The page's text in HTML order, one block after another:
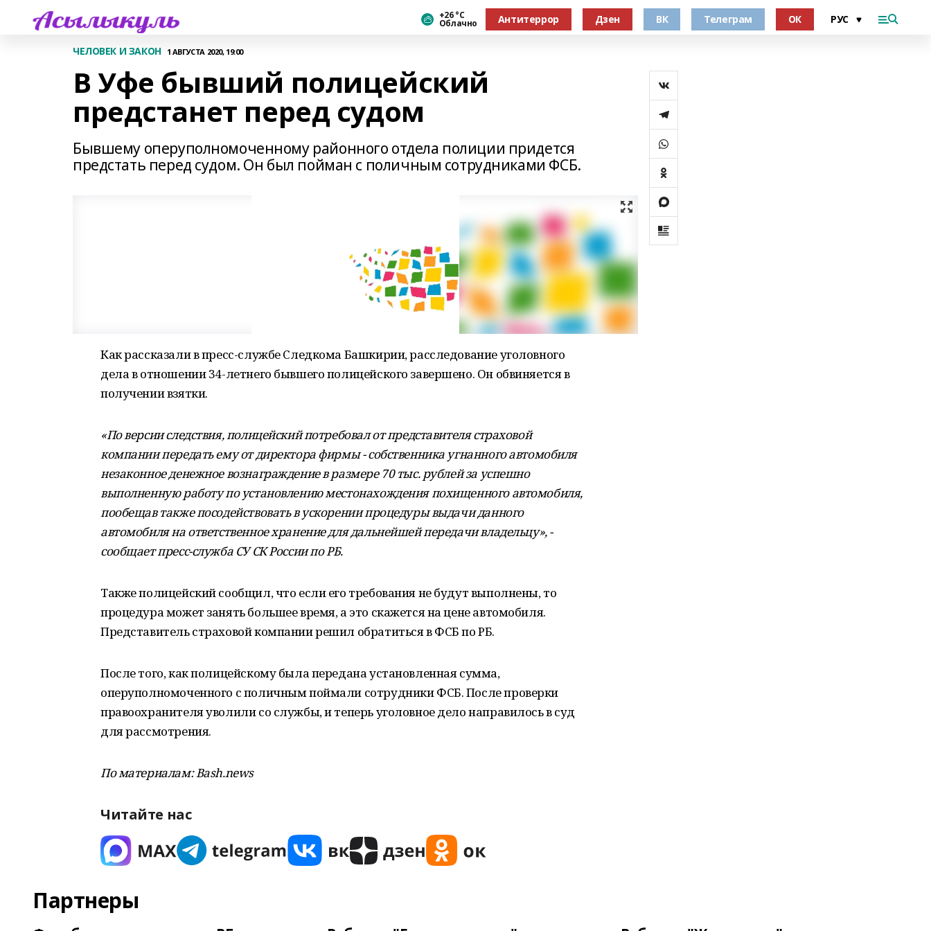
+26 °С
Облачно Антитеррор Дзен ВК Телеграм ОК
ЧЕЛОВЕК И ЗАКОН 1 АВГУСТА 2020, 19:00
В Уфе бывший полицейский
предстанет перед судом
Бывшему оперуполномоченному районного отдела полиции придется
предстать перед судом. Он был пойман с поличным сотрудниками ФСБ.
Как рассказали в пресс-службе Следкома Башкирии, расследование уголовного
дела в отношении 34-летнего бывшего полицейского завершено. Он обвиняется в
получении взятки.
«По версии следствия, полицейский потребовал от представителя страховой
компании передать ему от директора фирмы - собственника угнанного автомобиля
незаконное денежное вознаграждение в размере 70 тыс. рублей за успешно
выполненную работу по установлению местонахождения похищенного автомобиля,
пообещав также посодействовать в ускорении процедуры выдачи данного
автомобиля на ответственное хранение для дальнейшей передачи владельцу», -
сообщаетпресс-служба СУ СК России по РБ.
Также полицейский сообщил, что если его требования не будут выполнены, то
процедура может занять большее время, а это скажется на цене автомобиля.
Представитель страховой компании решил обратиться в ФСБ по РБ.
После того, как полицейскому была передана установленная сумма,
оперуполномоченного с поличным поймали сотрудники ФСБ. После проверки
правоохранителя уволили со службы, и теперь уголовное дело направилось в суд
для рассмотрения.
По материалам:Bash.news
Читайте нас
Партнеры